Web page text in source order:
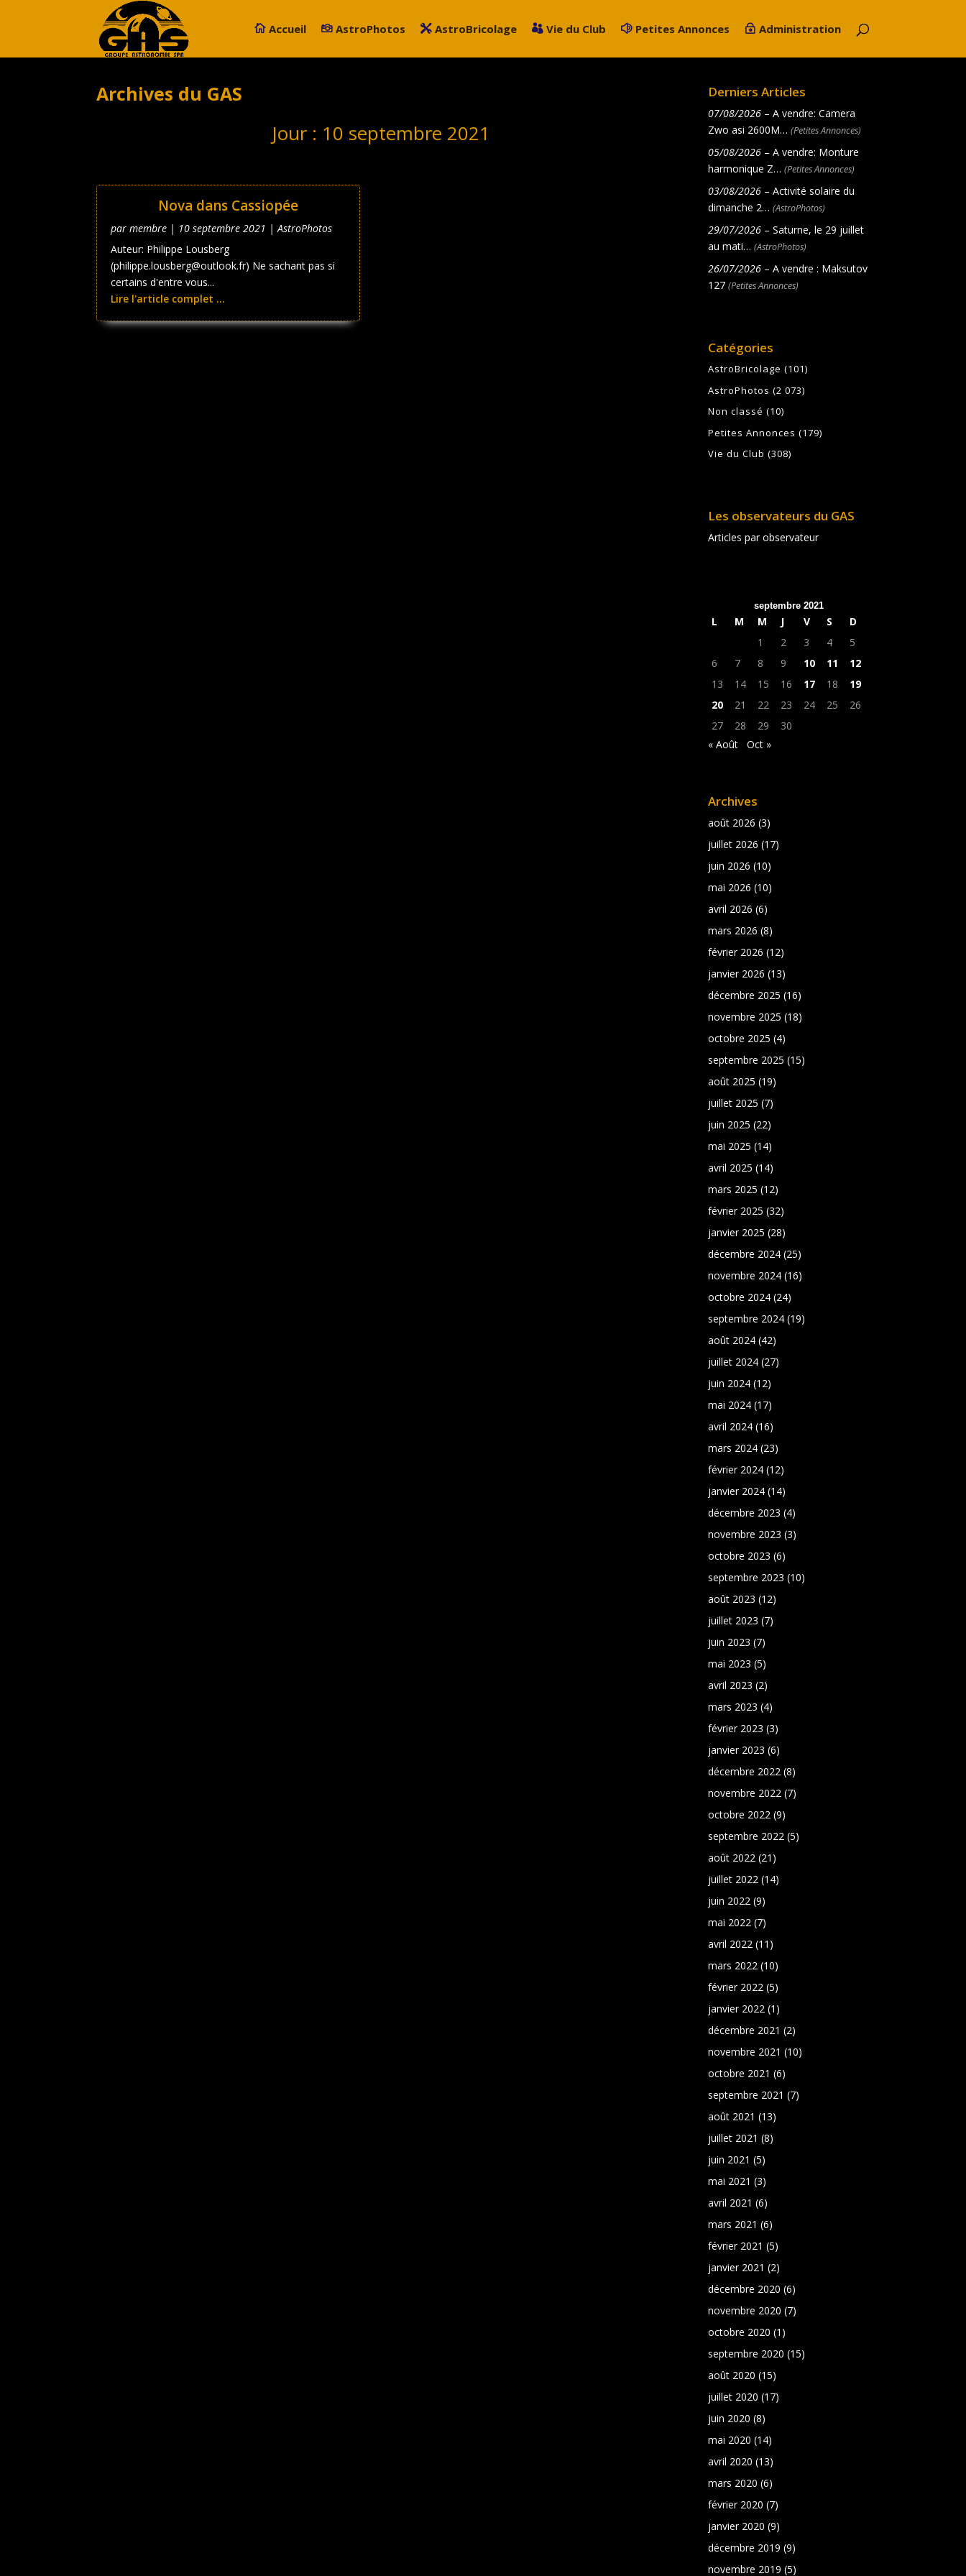
Accueil AstroPhotos AstroBricolage Vie du Club Petites Annonces Administration
Archives du GAS
Jour : 10 septembre 2021
Nova dans Cassiopée
parmembre | 10 septembre 2021 |AstroPhotos
Auteur: Philippe Lousberg
(philippe.lousberg@outlook.fr) Ne sachant pas si
certains d'entre vous...
Lire l'article complet ...
Derniers Articles
07/08/2026 – A vendre: Camera
Zwo asi 2600M… (Petites Annonces)
05/08/2026 – A vendre: Monture
harmonique Z… (Petites Annonces)
03/08/2026 – Activité solaire du
dimanche 2… (AstroPhotos)
29/07/2026 – Saturne, le 29 juillet
au mati… (AstroPhotos)
26/07/2026 – A vendre : Maksutov
127 (Petites Annonces)
Catégories
AstroBricolage (101)
AstroPhotos (2 073)
Non classé (10)
Petites Annonces (179)
Vie du Club (308)
Les observateurs du GAS
Articles par observateur
septembre 2021
L M M J V S
D
1
2 3 4
5
6
7 8 9 10 11
12
13
14 15 16 17 18
19
20
21 22 23 24 25
26
27
28 29
30
« Août
Oct »
Archives
août 2026 (3)
juillet 2026 (17)
juin 2026 (10)
mai 2026 (10)
avril 2026 (6)
mars 2026 (8)
février 2026 (12)
janvier 2026 (13)
décembre 2025 (16)
novembre 2025 (18)
octobre 2025 (4)
septembre 2025 (15)
août 2025 (19)
juillet 2025 (7)
juin 2025 (22)
mai 2025 (14)
avril 2025 (14)
mars 2025 (12)
février 2025 (32)
janvier 2025 (28)
décembre 2024 (25)
novembre 2024 (16)
octobre 2024 (24)
septembre 2024 (19)
août 2024 (42)
juillet 2024 (27)
juin 2024 (12)
mai 2024 (17)
avril 2024 (16)
mars 2024 (23)
février 2024 (12)
janvier 2024 (14)
décembre 2023 (4)
novembre 2023 (3)
octobre 2023 (6)
septembre 2023 (10)
août 2023 (12)
juillet 2023 (7)
juin 2023 (7)
mai 2023 (5)
avril 2023 (2)
mars 2023 (4)
février 2023 (3)
janvier 2023 (6)
décembre 2022 (8)
novembre 2022 (7)
octobre 2022 (9)
septembre 2022 (5)
août 2022 (21)
juillet 2022 (14)
juin 2022 (9)
mai 2022 (7)
avril 2022 (11)
mars 2022 (10)
février 2022 (5)
janvier 2022 (1)
décembre 2021 (2)
novembre 2021 (10)
octobre 2021 (6)
septembre 2021 (7)
août 2021 (13)
juillet 2021 (8)
juin 2021 (5)
mai 2021 (3)
avril 2021 (6)
mars 2021 (6)
février 2021 (5)
janvier 2021 (2)
décembre 2020 (6)
novembre 2020 (7)
octobre 2020 (1)
septembre 2020 (15)
août 2020 (15)
juillet 2020 (17)
juin 2020 (8)
mai 2020 (14)
avril 2020 (13)
mars 2020 (6)
février 2020 (7)
janvier 2020 (9)
décembre 2019 (9)
novembre 2019 (5)